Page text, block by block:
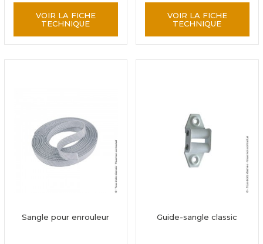
VOIR LA FICHE
TECHNIQUE
VOIR LA FICHE
TECHNIQUE
Sangle pour enrouleur Guide-sangle classic